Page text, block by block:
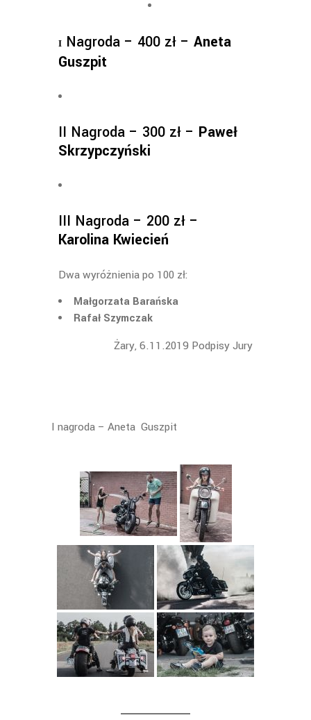
I Nagroda – 400 zł – Aneta
Guszpit
II Nagroda – 300 zł – Paweł
Skrzypczyński
III Nagroda – 200 zł –
Karolina Kwiecień
Dwa wyróżnienia po 100 zł:
Małgorzata Barańska
Rafał Szymczak
Żary, 6.11.2019 Podpisy Jury
I nagroda – Aneta Guszpit